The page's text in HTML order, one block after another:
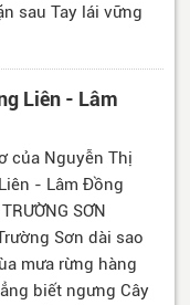
sau Tay lái vững
Liên - Lâm
của Nguyễn Thị
- Lâm Đồng
SƠN
Sơn dài sao
mưa rừng hàng
biết ngưng Cây